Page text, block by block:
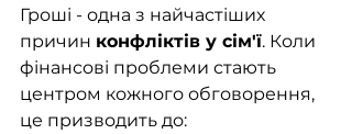
Гроші - одна з найчастіших
причин конфліктів у сім'ї. Коли
фінансові проблеми стають
центром кожного обговорення,
це призводить до: